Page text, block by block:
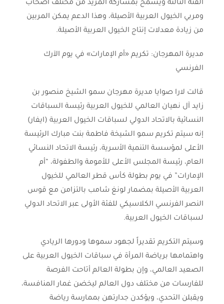
الفئة الثالثة ويسمح بمشاركة المزيد من مختلف أصحاب
ومربي الخيول العربية الأصيلة، وهذا الدعم يمكن المربين
من زيادة معدلات إنتاج الخيول العربية الأصيلة.
مديرة المهرجان: تكريم «أم الإمارات» في يوم الآرك
الفرنسي
قالت لارا صوايا مديرة مهرجان سمو الشيخ منصور بن
زايد آل نهيان العالمي للخيول العربية رئيسة السباقات
النسائية بالاتحاد الدولي لسباقات الخيول العربية (ايفار)
إنه سيتم تكريم سمو الشيخة فاطمة بنت مبارك الرئيسة
الأعلى لمؤسسة التنمية الأسرية، رئيسة الاتحاد النسائي
العام، رئيسة المجلس الأعلى للأمومة والطفولة، “أم
الإمارات” في يوم بطولة كأس قطر العالمي للخيول
العربية الأصيلة بمضمار لونغ شامب بالتزامن مع قوس
النصر الفرنسي الكلاسيكي للفئة الأولى عبر الاتحاد الدولي
لسباقات الخيول العربية.
وسيتم التكريم تقديراً لجهود سموها ودورها الريادي
واهتمامها برياضة المرأة في سباقات الخيول العربية على
الصعيد العالمي، وإن بطولة العالم أتاحت الفرصة
للفارسات من مختلف دول العالم ليخضن غمار المنافسة،
ويقبلن التحدي، ويؤكدن جدارتهن بممارسة رياضة